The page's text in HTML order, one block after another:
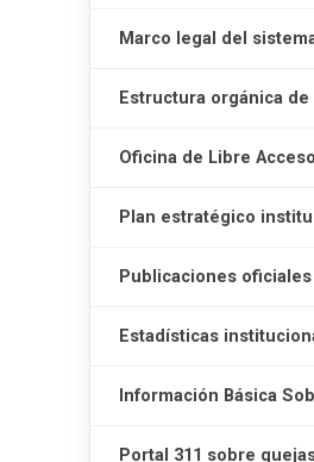
Marco legal del
Estructura orgánica
Oficina de Libre
Plan estratégico
Publicaciones oficiales
Estadísticas
Información Básica
Portal 311 sobre